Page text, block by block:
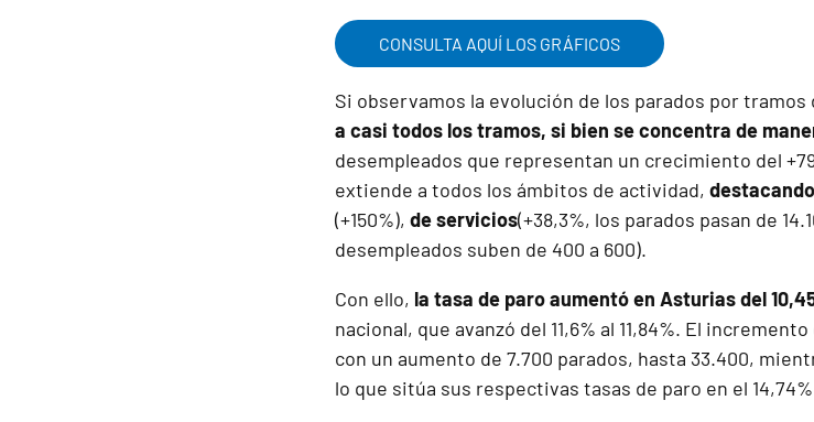
CONSULTA AQUÍ LOS GRÁFICOS
Si observamos la evolución de los parados por tramos
a casi todos los tramos, si bien se concentra de
desempleados que representan un crecimiento del
extiende a todos los ámbitos de actividad,
(+150%), de servicios(+38,3%, los parados pasan de
desempleados suben de 400 a 600).
Con ello, la tasa de paro aumentó en Asturias del
nacional, que avanzó del 11,6% al 11,84%. El
con un aumento de 7.700 parados, hasta 33.400,
lo que sitúa sus respectivas tasas de paro en el 14,74%